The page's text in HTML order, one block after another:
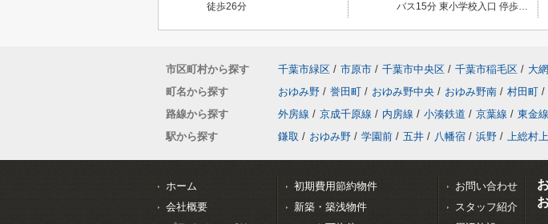
徒歩26分
バス15分 東小学校入口 停歩2分
市区町村から探す 千葉市緑区 / 市原市 / 千葉市中央区 / 千葉市稲毛区 / 大
町名から探す
おゆみ野 / 誉田町 / おゆみ野中央 / おゆみ野南 / 村田町 /
路線から探す
外房線 / 京成千原線 / 内房線 / 小湊鉄道 / 京葉線 / 東金線
駅から探す
鎌取 / おゆみ野 / 学園前 / 五井 / 八幡宿 / 浜野 / 上総村上
ホーム
会社概要
初期費用節約物件
新築・築浅物件
お問い合わせ
スタッフ紹介